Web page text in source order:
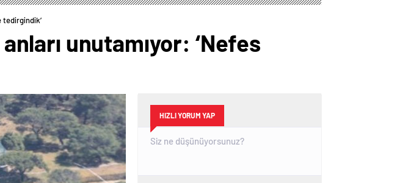
tedirgindik’
unutamıyor: ‘Nefes
HIZLI YORUM YAP